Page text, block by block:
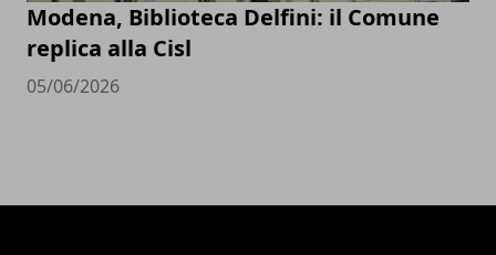
Modena, Biblioteca Delfini: il Comune
replica alla Cisl
05/06/2026